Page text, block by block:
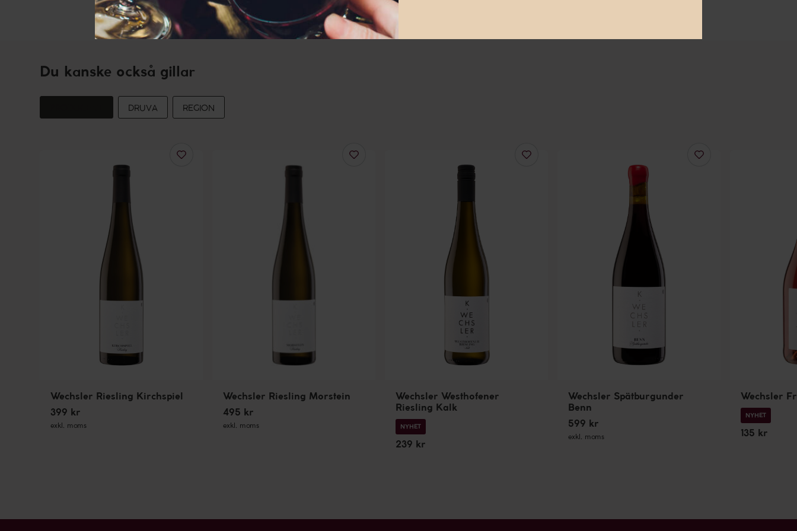
Du kanske också gillar
DRUVA REGION
Wechsler Riesling Kirchspiel
399 kr
exkl. moms
Wechsler Riesling Morstein
495 kr
exkl. moms
Wechsler Westhofener
Riesling Kalk
NYHET
239 kr
Wechsler Spätburgunder
Benn
599 kr
exkl. moms
Wechsler
NYHET
135 kr